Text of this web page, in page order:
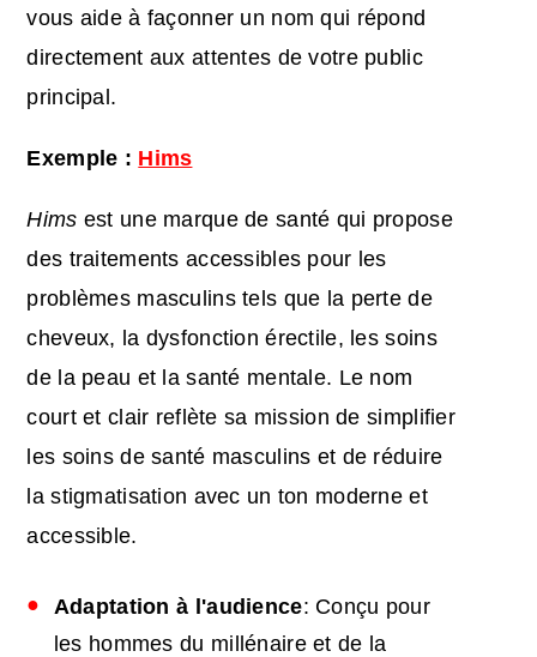
vous aide à façonner un nom qui répond
directement aux attentes de votre public
principal.
Exemple : Hims
Hims est une marque de santé qui propose
des traitements accessibles pour les
problèmes masculins tels que la perte de
cheveux, la dysfonction érectile, les soins
de la peau et la santé mentale. Le nom
court et clair reflète sa mission de simplifier
les soins de santé masculins et de réduire
la stigmatisation avec un ton moderne et
accessible.
Adaptation à l'audience: Conçu pour
les hommes du millénaire et de la